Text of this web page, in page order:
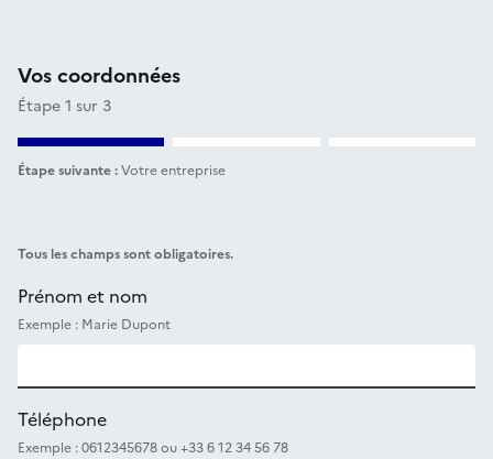
Étape 1 sur 3
Vos coordonnées
Étape suivante :Votre entreprise
Tous les champs sont obligatoires.
Prénom et nom
Exemple : Marie Dupont
Téléphone
Exemple : 0612345678 ou +33 6 12 34 56 78